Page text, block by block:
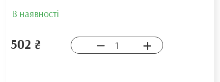
В наявності
502 ₴